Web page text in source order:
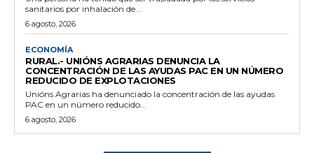
sanitarios por inhalación de...
6 agosto, 2026
ECONOMÍA
RURAL.- UNIÓNS AGRARIAS DENUNCIA LA
CONCENTRACIÓN DE LAS AYUDAS PAC EN UN NÚMERO
REDUCIDO DE EXPLOTACIONES
Unións Agrarias ha denunciado la concentración de las ayudas
PAC en un número reducido...
6 agosto, 2026